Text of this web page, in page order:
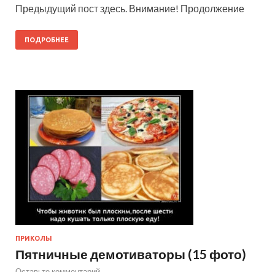
Предыдущий пост здесь. Внимание! Продолжение
ПОДРОБНЕЕ
ПРИКОЛЫ
Пятничные демотиваторы (15 фото)